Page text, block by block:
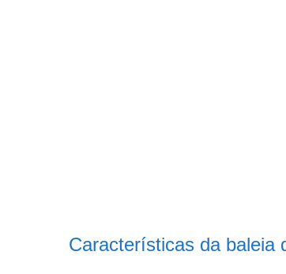
Características da baleia